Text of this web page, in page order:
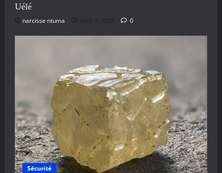
Uélé
narcisse ntuma août 7, 2026 0
Sécurité